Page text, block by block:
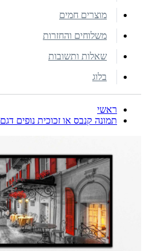
מוצרים חמים
משלוחים והחזרות
שאלות ותשובות
בלוג
ראשי
תמונה קנבס או זכוכית נופים דגם 1104